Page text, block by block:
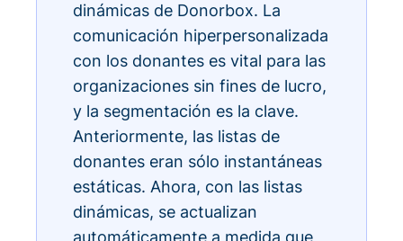
dinámicas de Donorbox. La
comunicación hiperpersonalizada
con los donantes es vital para las
organizaciones sin fines de lucro,
y la segmentación es la clave.
Anteriormente, las listas de
donantes eran sólo instantáneas
estáticas. Ahora, con las listas
dinámicas, se actualizan
automáticamente a medida que